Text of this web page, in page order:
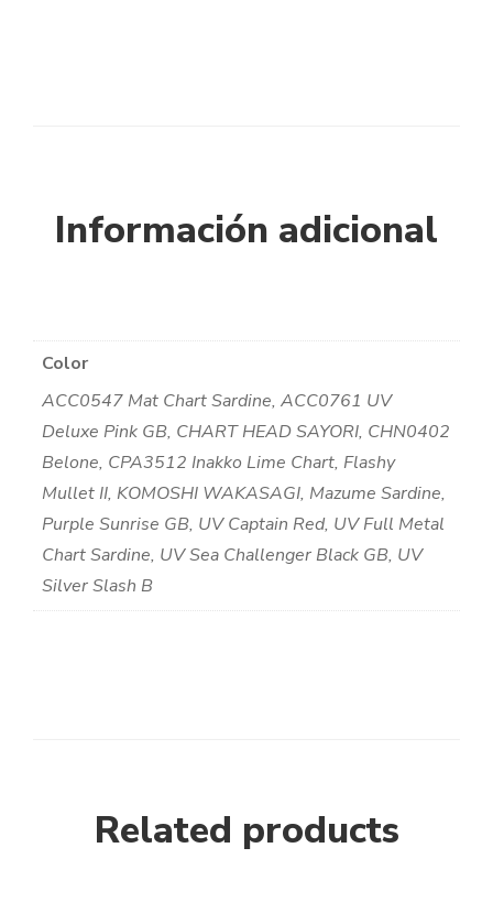
Información adicional
Color
ACC0547 Mat Chart Sardine, ACC0761 UV
Deluxe Pink GB, CHART HEAD SAYORI, CHN0402
Belone, CPA3512 Inakko Lime Chart, Flashy
Mullet II, KOMOSHI WAKASAGI, Mazume Sardine,
Purple Sunrise GB, UV Captain Red, UV Full Metal
Chart Sardine, UV Sea Challenger Black GB, UV
Silver Slash B
Related products